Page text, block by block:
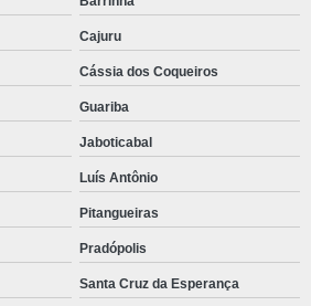
Cajuru
Cássia dos Coqueiros
Guariba
Jaboticabal
Luís Antônio
Pitangueiras
Pradópolis
Santa Cruz da Esperança